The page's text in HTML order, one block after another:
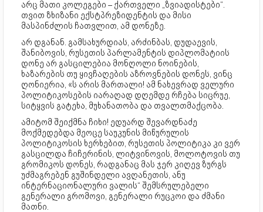
არც მათი კოლეგები – ქართველი „ზვიადისტები“.
თვით ზხიზანი ექსტპრეზიდენტის და მისი
მასპინძლის ჩათვლით, ამ დონეზე.
არ დგანან. გამსახურდიას, არძინბას, დუდაევის,
შანიბოვის, რუსეთის პარლამენტის დიპლომატიის
დონე არ გასცილებია მონღოლი ნოინების,
ხაზარების თუ ყივჩაღების აზროვნების დონეს, ვინც
ღონიერია, «ს არის მართალი! ამ ნახევრად ველური
პოლიტიკოსების იარაღად დღემდე რჩება სიცრუე,
სიტყვის გატეხა, მუხანათობა და თვალთმაქცობა.
ამიტომ შეიქმნა ჩიხი! ედუარდ შევარდნაძე
მოქმედებდა მეოცე საუკუნის მიწურულის
პოლიტიკოსის ხერხებით, რუსეთის პოლიტიკა კი ვერ
გასცილდა ჩიჩერინის, ლიტვინოვის, მოლოტოვის თუ
გრომიკოს დონეს, რადგანაც მას ჯერ კიღევ ზურგს
უძმაგრებენ გუშინდელი ავღანეთის, ანუ
ინტერნაციონალური ვალის“ შემსრულებელი
გენერალი გრომოვი, გენერალი რუცკოი და ძმანი
მათნი.